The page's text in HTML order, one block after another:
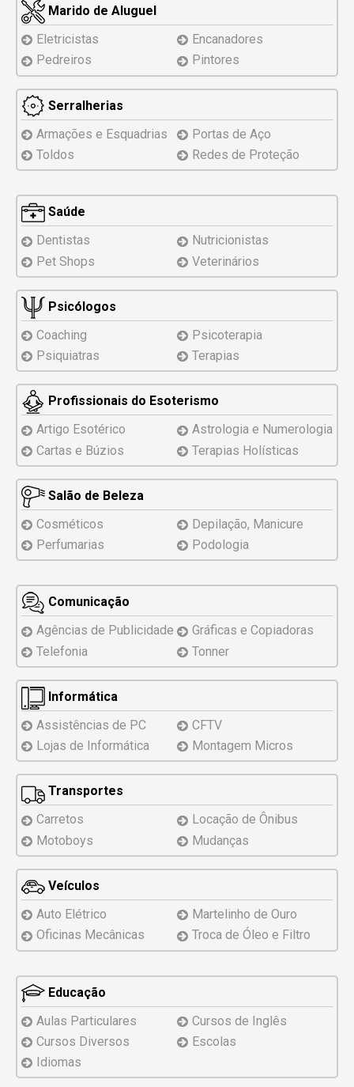
Marido de Aluguel
Eletricistas
Encanadores
Pedreiros
Pintores
Serralherias
Armações e Esquadrias
Portas de Aço
Toldos
Redes de Proteção
Saúde
Dentistas
Nutricionistas
Pet Shops
Veterinários
Psicólogos
Coaching
Psicoterapia
Psiquiatras
Terapias
Profissionais do Esoterismo
Artigo Esotérico
Astrologia e Numerologia
Cartas e Búzios
Terapias Holísticas
Salão de Beleza
Cosméticos
Depilação, Manicure
Perfumarias
Podologia
Comunicação
Agências de Publicidade
Gráficas e Copiadoras
Telefonia
Tonner
Informática
Assistências de PC
CFTV
Lojas de Informática
Montagem Micros
Transportes
Carretos
Locação de Ônibus
Motoboys
Mudanças
Veículos
Auto Elétrico
Martelinho de Ouro
Oficinas Mecânicas
Troca de Óleo e Filtro
Educação
Aulas Particulares
Cursos de Inglês
Cursos Diversos
Escolas
Idiomas